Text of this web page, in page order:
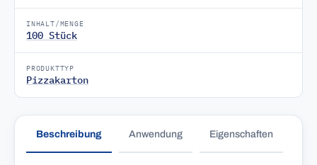
INHALT/MENGE
100 Stück
PRODUKTTYP
Pizzakarton
Beschreibung Anwendung Eigenschaften